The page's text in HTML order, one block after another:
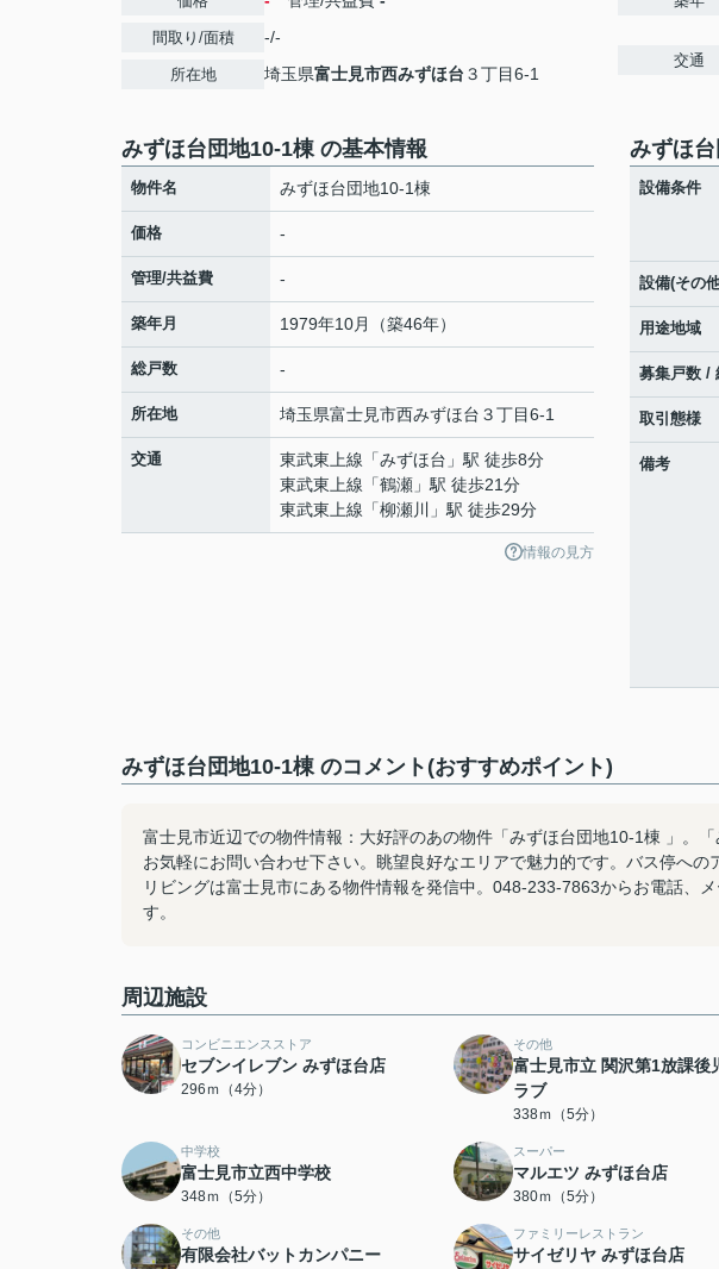
間取り/面積 -/-
所在地 埼玉県富士見市西みずほ台 ３丁目6-1
交通
みずほ台団地10-1棟 の基本情報
物件名 みずほ台団地10-1棟
価格 -
管理/共益費 -
築年月 1979年10月（築46年）
総戸数 -
所在地 埼玉県富士見市西みずほ台 ３丁目6-1
交通 東武東上線 「みずほ台 」駅 徒歩8分
東武東上線 「鶴瀬 」駅 徒歩21分
東武東上線 「柳瀬川 」駅 徒歩29分
情報の見方
みずほ
設備条件
設備(その
用途地域
募集戸数 /
取引態様
備考
みずほ台団地10-1棟 のコメント(おすすめポイント)
富士見市近辺での物件情報：大好評のあの物件「みずほ台団地10-1棟 」。
お気軽にお問い合わせ下さい。眺望良好なエリアで魅力的です。バス停へ
リビングは富士見市にある物件情報を発信中。048-233-7863からお電話、
す。
周辺施設
コンビニエンスストア
セブンイレブン みずほ台店
296ｍ（4分）
その他
富士見市立 関沢第1放課後
ラブ
338ｍ（5分）
中学校
富士見市立西中学校
348ｍ（5分）
スーパー
マルエツ みずほ台店
380ｍ（5分）
その他
有限会社バットカンパニー
ファミリーレストラン
サイゼリヤ みずほ台店